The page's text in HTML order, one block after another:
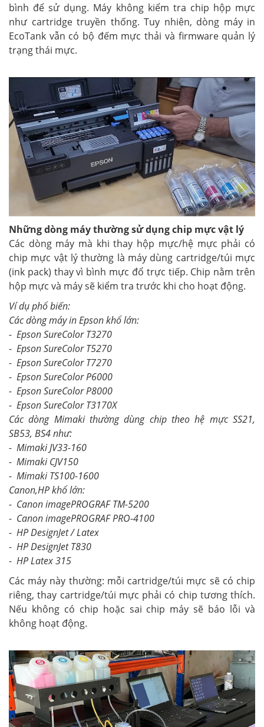
bình để sử dụng. Máy không kiểm tra chip hộp mực
như cartridge truyền thống. Tuy nhiên, dòng máy in
EcoTank vẫn có bộ đếm mực thải và firmware quản lý
trạng thái mực.
Những dòng máy thường sử dụng chip mực vật lý
Các dòng máy mà khi thay hộp mực/hệ mực phải có
chip mực vật lý thường là máy dùng cartridge/túi mực
(ink pack) thay vì bình mực đổ trực tiếp. Chip nằm trên
hộp mực và máy sẽ kiểm tra trước khi cho hoạt động.
Ví dụ phổ biến:
Các dòng máy in Epson khổ lớn:
- Epson SureColor T3270
- Epson SureColor T5270
- Epson SureColor T7270
- Epson SureColor P6000
- Epson SureColor P8000
- Epson SureColor T3170X
Các dòng Mimaki thường dùng chip theo hệ mực SS21,
SB53, BS4 như:
- Mimaki JV33-160
- Mimaki CJV150
- Mimaki TS100-1600
Canon,HP khổ lớn:
- Canon imagePROGRAF TM-5200
- Canon imagePROGRAF PRO-4100
- HP DesignJet / Latex
- HP DesignJet T830
- HP Latex 315
Các máy này thường: mỗi cartridge/túi mực sẽ có chip
riêng, thay cartridge/túi mực phải có chip tương thích.
Nếu không có chip hoặc sai chip máy sẽ báo lỗi và
không hoạt động.